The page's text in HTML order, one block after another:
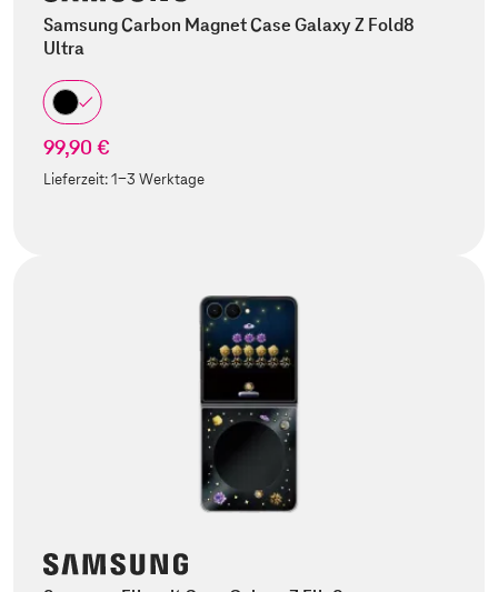
Samsung Carbon Magnet Case Galaxy Z Fold8
Ultra
99,90 €
Lieferzeit:1-3 Werktage